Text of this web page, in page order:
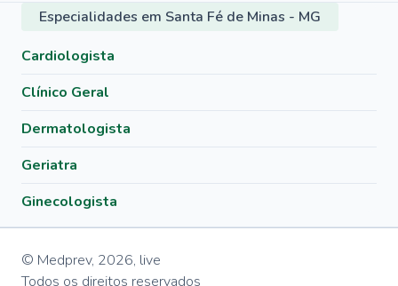
Especialidades em Santa Fé de Minas - MG
Cardiologista
Clínico Geral
Dermatologista
Geriatra
Ginecologista
© Medprev, 2026, live
Todos os direitos reservados